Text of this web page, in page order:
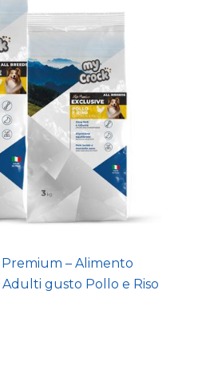
– Alimento
gusto Pollo e Riso